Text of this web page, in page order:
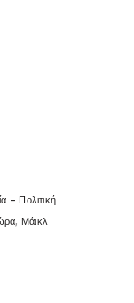
- Πολιτική
, Μάικλ